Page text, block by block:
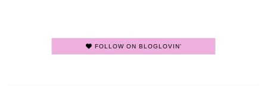
FOLLOW ON BLOGLOVIN'